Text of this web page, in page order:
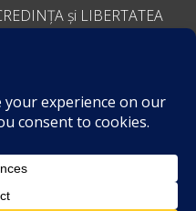
și LIBERTATEA
DE NOI
AUR
confidențialitate